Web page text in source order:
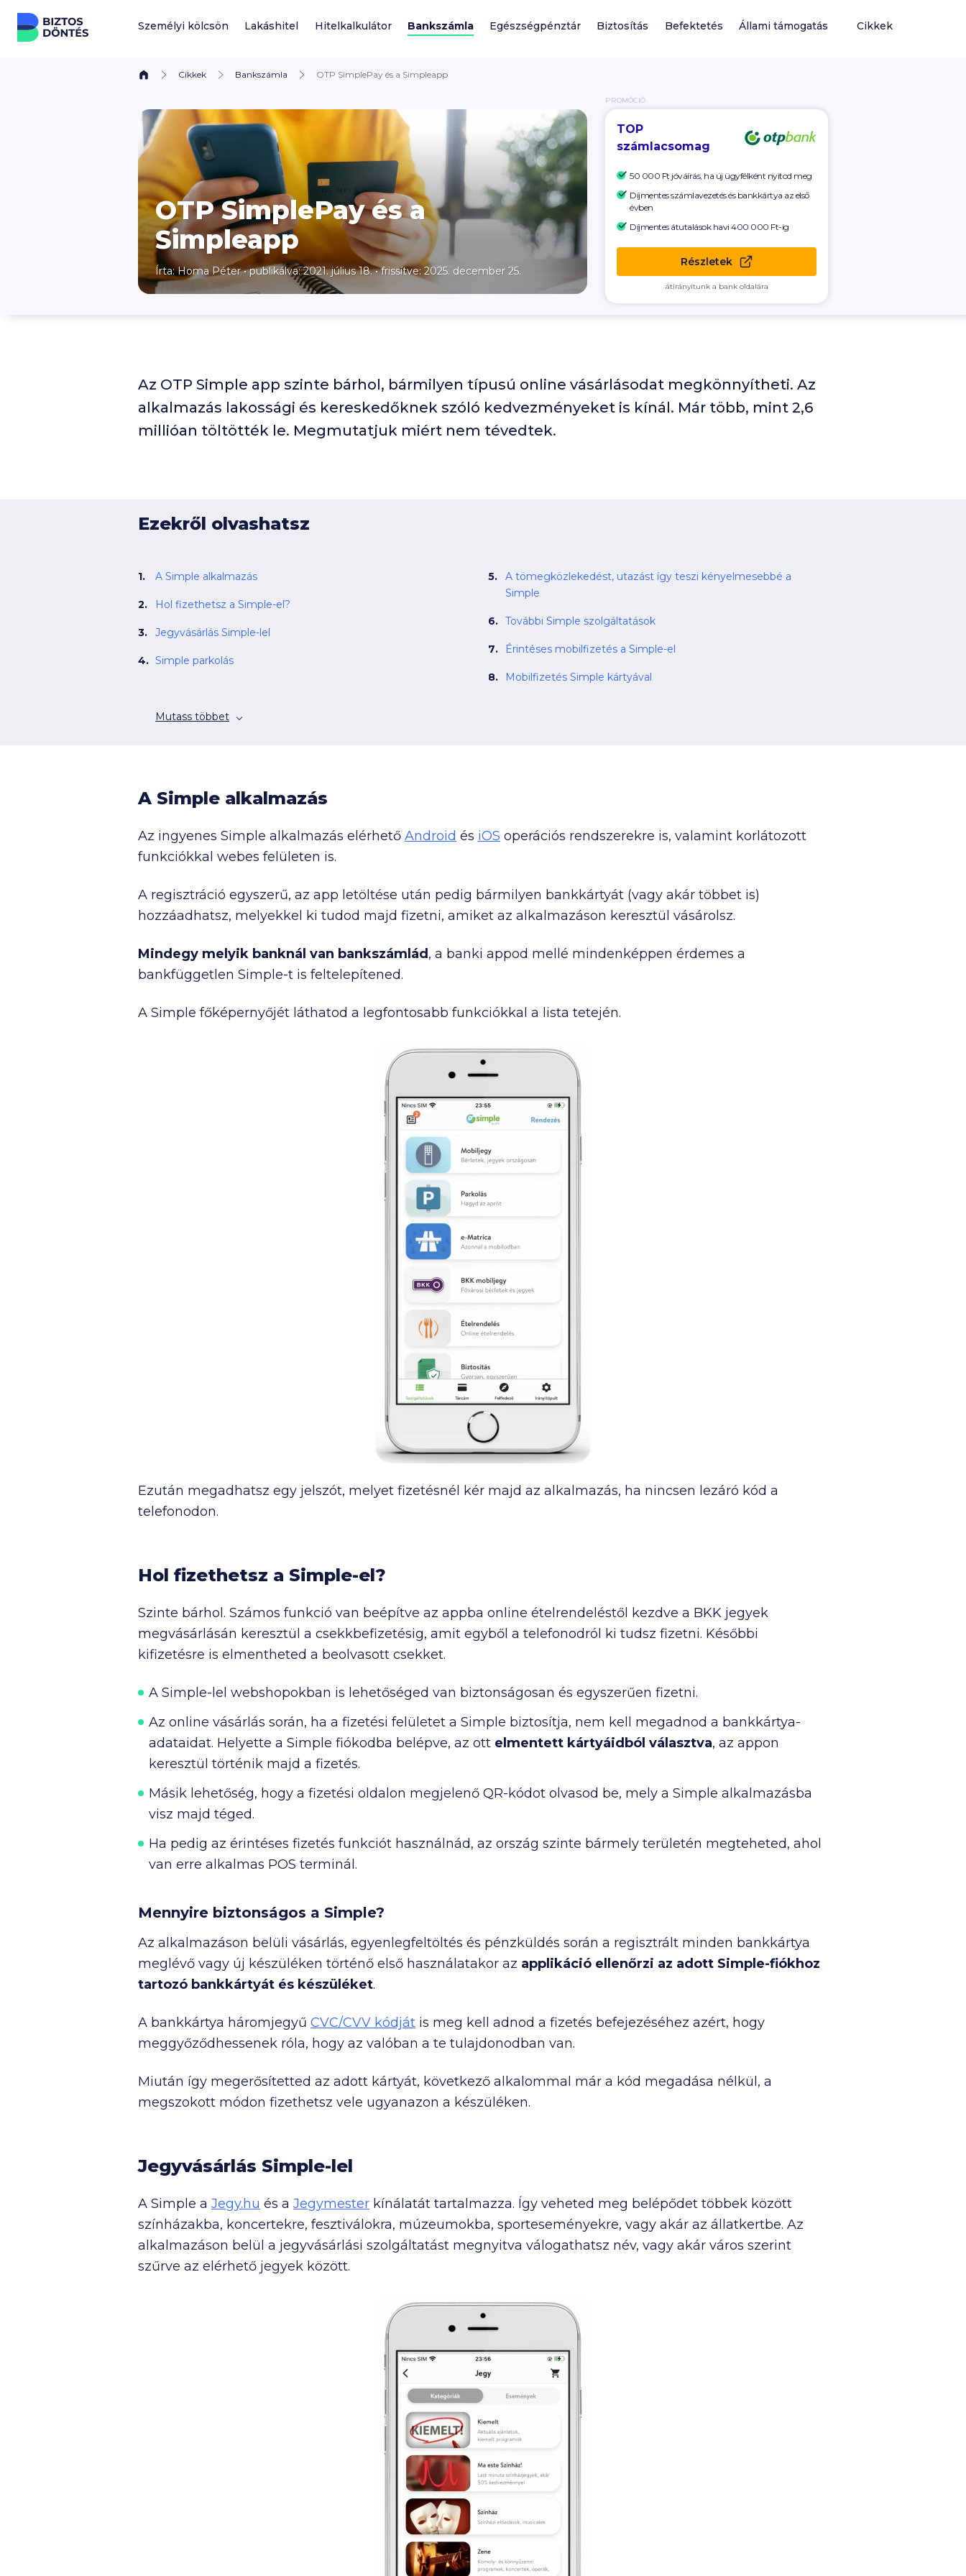
Ugrás a tartalomhoz
Személyi kölcsön Lakáshitel Hitelkalkulátor Bankszámla Egészségpénztár Biztosítás Befektetés Állami támogatás Cikkek
Cikkek Bankszámla OTP SimplePay és a Simpleapp
OTP SimplePay és a
Simpleapp
Írta:Homa Péter•publikálva: 2021. július 18.•frissítve: 2025. december 25.
PROMÓCIÓ
TOP
számlacsomag
50 000 Ft jóváírás, ha új ügyfélként nyitod meg
Díjmentes számlavezetés és bankkártya az első
évben
Díjmentes átutalások havi 400 000 Ft-ig
Részletek
átirányítunk a bank oldalára
Az OTP Simple app szinte bárhol, bármilyen típusú online vásárlásodat megkönnyítheti. Az
alkalmazás lakossági és kereskedőknek szóló kedvezményeket is kínál. Már több, mint 2,6
millióan töltötték le. Megmutatjuk miért nem tévedtek.
Ezekről olvashatsz
A Simple alkalmazás
Hol fizethetsz a Simple-el?
Jegyvásárlás Simple-lel
Simple parkolás
A tömegközlekedést, utazást így teszi kényelmesebbé a
Simple
További Simple szolgáltatások
Érintéses mobilfizetés a Simple-el
Mobilfizetés Simple kártyával
Mutass többet
A Simple alkalmazás
Az ingyenes Simple alkalmazás elérhető Android és iOS operációs rendszerekre is, valamint korlátozott
funkciókkal webes felületen is.
A regisztráció egyszerű, az app letöltése után pedig bármilyen bankkártyát (vagy akár többet is)
hozzáadhatsz, melyekkel ki tudod majd fizetni, amiket az alkalmazáson keresztül vásárolsz.
Mindegy melyik banknál van bankszámlád , a banki appod mellé mindenképpen érdemes a
bankfüggetlen Simple-t is feltelepítened.
A Simple főképernyőjét láthatod a legfontosabb funkciókkal a lista tetején.
Ezután megadhatsz egy jelszót, melyet fizetésnél kér majd az alkalmazás, ha nincsen lezáró kód a
telefonodon.
Hol fizethetsz a Simple-el?
Szinte bárhol. Számos funkció van beépítve az appba online ételrendeléstől kezdve a BKK jegyek
megvásárlásán keresztül a csekkbefizetésig, amit egyből a telefonodról ki tudsz fizetni. Későbbi
kifizetésre is elmentheted a beolvasott csekket.
A Simple-lel webshopokban is lehetőséged van biztonságosan és egyszerűen fizetni.
Az online vásárlás során, ha a fizetési felületet a Simple biztosítja, nem kell megadnod a bankkártya-
adataidat. Helyette a Simple fiókodba belépve, az ott elmentett kártyáidból választva, az appon
keresztül történik majd a fizetés.
Másik lehetőség, hogy a fizetési oldalon megjelenő QR-kódot olvasod be, mely a Simple alkalmazásba
visz majd téged.
Ha pedig az érintéses fizetés funkciót használnád, az ország szinte bármely területén megteheted, ahol
van erre alkalmas POS terminál.
Mennyire biztonságos a Simple?
Az alkalmazáson belüli vásárlás, egyenlegfeltöltés és pénzküldés során a regisztrált minden bankkártya
meglévő vagy új készüléken történő első használatakor az applikáció ellenőrzi az adott Simple-fiókhoz
tartozó bankkártyát és készüléket.
A bankkártya háromjegyű CVC/CVV kódját is meg kell adnod a fizetés befejezéséhez azért, hogy
meggyőződhessenek róla, hogy az valóban a te tulajdonodban van.
Miután így megerősítetted az adott kártyát, következő alkalommal már a kód megadása nélkül, a
megszokott módon fizethetsz vele ugyanazon a készüléken.
Jegyvásárlás Simple-lel
A Simple a Jegy.hu és a Jegymester kínálatát tartalmazza. Így veheted meg belépődet többek között
színházakba, koncertekre, fesztiválokra, múzeumokba, sporteseményekre, vagy akár az állatkertbe. Az
alkalmazáson belül a jegyvásárlási szolgáltatást megnyitva válogathatsz név, vagy akár város szerint
szűrve az elérhető jegyek között.